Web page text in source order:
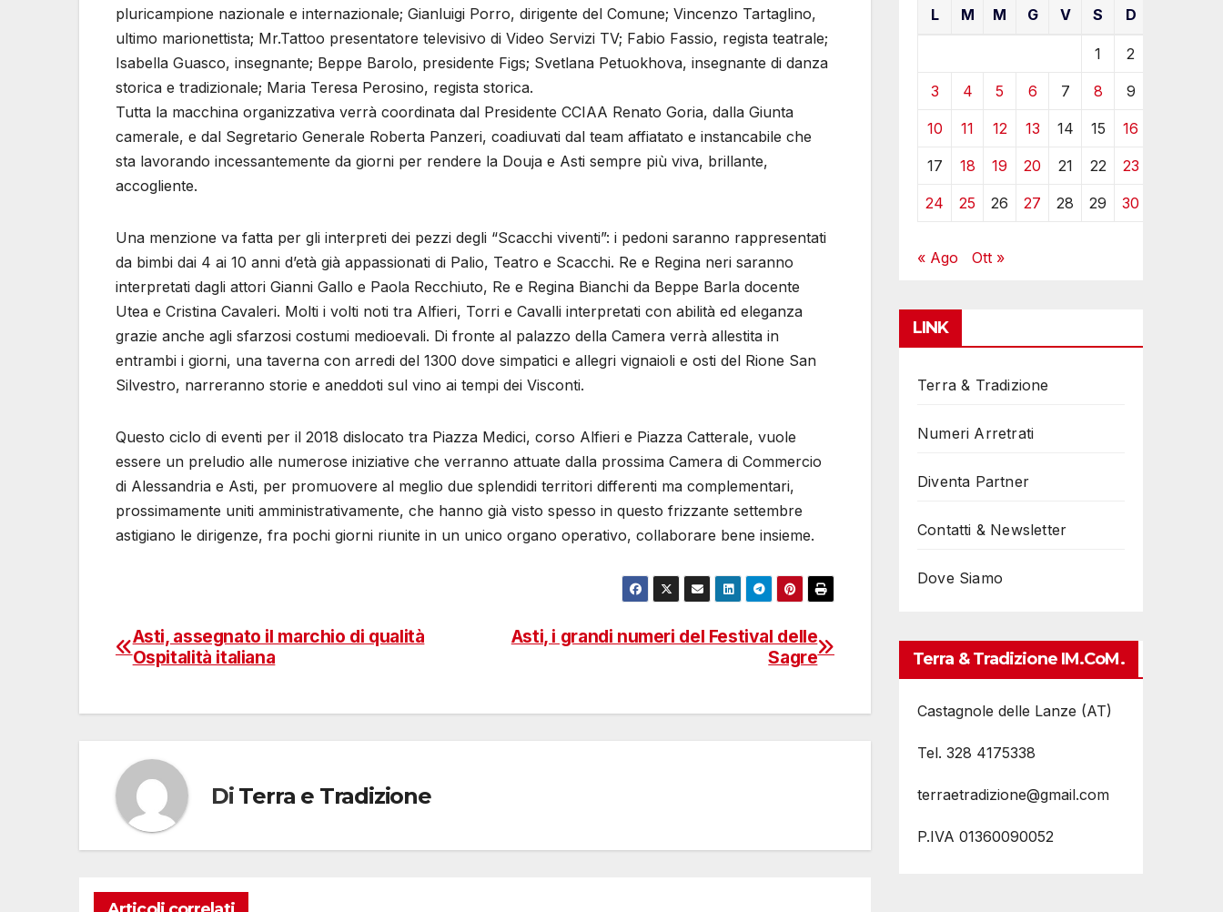
pluricampione nazionale e internazionale; Gianluigi Porro, dirigente del Comune; Vincenzo Tartaglino,
ultimo marionettista; Mr.Tattoo presentatore televisivo di Video Servizi TV; Fabio Fassio, regista teatrale;
Isabella Guasco, insegnante; Beppe Barolo, presidente Figs; Svetlana Petuokhova, insegnante di danza
storica e tradizionale; Maria Teresa Perosino, regista storica.
Tutta la macchina organizzativa verrà coordinata dal Presidente CCIAA Renato Goria, dalla Giunta
camerale, e dal Segretario Generale Roberta Panzeri, coadiuvati dal team affiatato e instancabile che
sta lavorando incessantemente da giorni per rendere la Douja e Asti sempre più viva, brillante,
accogliente.
Una menzione va fatta per gli interpreti dei pezzi degli “Scacchi viventi”: i pedoni saranno rappresentati
da bimbi dai 4 ai 10 anni d’età già appassionati di Palio, Teatro e Scacchi. Re e Regina neri saranno
interpretati dagli attori Gianni Gallo e Paola Recchiuto, Re e Regina Bianchi da Beppe Barla docente
Utea e Cristina Cavaleri. Molti i volti noti tra Alfieri, Torri e Cavalli interpretati con abilità ed eleganza
grazie anche agli sfarzosi costumi medioevali. Di fronte al palazzo della Camera verrà allestita in
entrambi i giorni, una taverna con arredi del 1300 dove simpatici e allegri vignaioli e osti del Rione San
Silvestro, narreranno storie e aneddoti sul vino ai tempi dei Visconti.
Questo ciclo di eventi per il 2018 dislocato tra Piazza Medici, corso Alfieri e Piazza Catterale, vuole
essere un preludio alle numerose iniziative che verranno attuate dalla prossima Camera di Commercio
di Alessandria e Asti, per promuovere al meglio due splendidi territori differenti ma complementari,
prossimamente uniti amministrativamente, che hanno già visto spesso in questo frizzante settembre
astigiano le dirigenze, fra pochi giorni riunite in un unico organo operativo, collaborare bene insieme.
Navigazione
Asti, i grandi numeri del Festival delle
Sagre
Asti, assegnato il marchio di qualità
Ospitalità italiana
Di Terra e Tradizione
L M M G V S D
1 2
3 4 5 6 7 8 9
10 11 12 13 14 15 16
17 18 19 20 21 22 23
24 25 26 27 28 29 30
« Ago Ott »
LINK
Terra & Tradizione
Numeri Arretrati
Diventa Partner
Contatti & Newsletter
Dove Siamo
Terra & Tradizione IM.coM.
Castagnole delle Lanze (AT)
Tel. 328 4175338
terraetradizione@gmail.com
P.IVA 01360090052